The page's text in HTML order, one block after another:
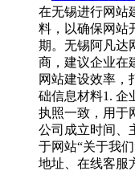
在无锡进行网站
料，以确保网站
期。无锡阿凡达
商，建议企业在
网站建设效率，
础信息材料1. 企
执照一致，用于
公司成立时间、
于网站“关于我
地址、在线客服